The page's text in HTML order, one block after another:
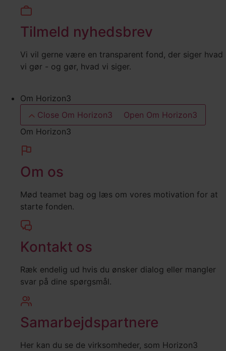
Tilmeld nyhedsbrev
Vi vil gerne være en transparent fond, der siger hvad
vi gør - og gør, hvad vi siger.
Om Horizon3
Close Om Horizon3
Open Om Horizon3
Om Horizon3
Om os
Mød teamet bag og læs om vores motivation for at
starte fonden.
Kontakt os
Ræk endelig ud hvis du ønsker dialog eller mangler
svar på dine spørgsmål.
Samarbejdspartnere
Her kan du se de virksomheder, som Horizon3